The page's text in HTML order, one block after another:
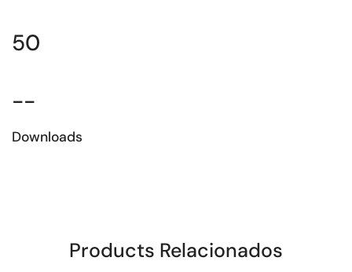
50
--
Downloads
Products Relacionados